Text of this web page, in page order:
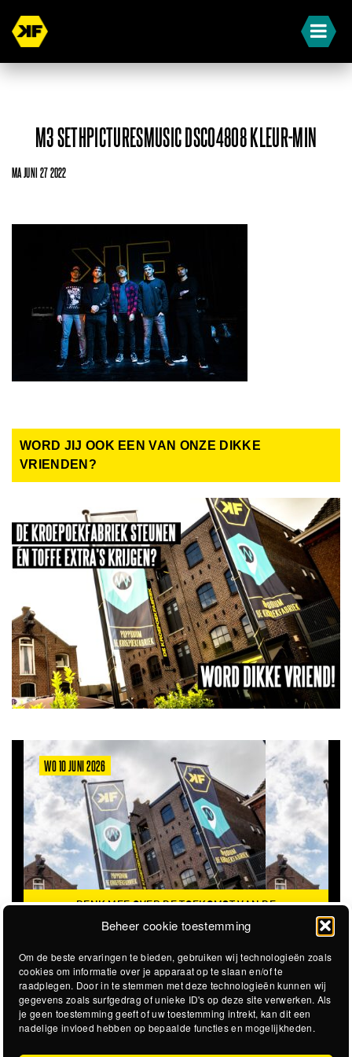
Beheer cookie toestemming
Om de beste ervaringen te bieden, gebruiken wij technologieën zoals
cookies om informatie over je apparaat op te slaan en/of te
raadplegen. Door in te stemmen met deze technologieën kunnen wij
gegevens zoals surfgedrag of unieke ID's op deze site verwerken. Als
je geen toestemming geeft of uw toestemming intrekt, kan dit een
nadelige invloed hebben op bepaalde functies en mogelijkheden.
M3 SETHPICTURESMUSIC DSC04808 KLEUR-MIN
MA JUNI 27 2022
WORD JIJ OOK EEN VAN ONZE DIKKE
VRIENDEN?
WO 10 JUNI 2026
DENK MEE OVER DE TOEKOMST VAN DE
KROEPOEKFABRIEK